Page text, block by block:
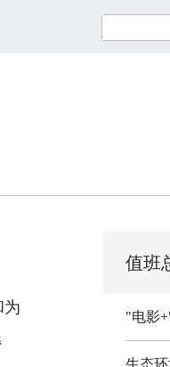
值班
"电影
生态